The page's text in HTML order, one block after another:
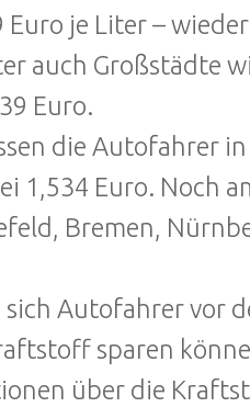
je Liter –
auch Großstädte
Euro.
die Autofahrer
1,534 Euro. Noch
Bremen,
sich Autofahrer vor
sparen
über die